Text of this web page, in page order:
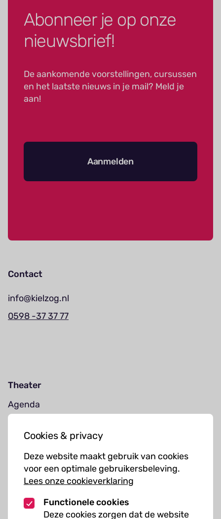
Cookies & privacy
Deze website maakt gebruik van cookies
voor een optimale gebruikersbeleving.
Lees onze cookieverklaring
Functionele cookies
Deze cookies zorgen dat de website
Abonneer je op onze
nieuwsbrief!
De aankomende voorstellingen, cursussen
en het laatste nieuws in je mail? Meld je
aan!
Aanmelden
Contact
info@kielzog.nl
0598 -37 37 77
Theater
Agenda
Muziekcursussen
Kunst cursussen
Over ons